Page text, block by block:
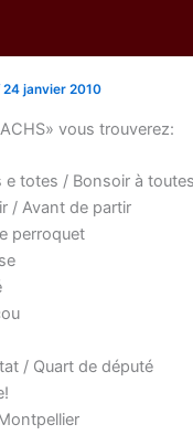
24 janvier 2010
vous trouverez:
e totes / Bonsoir à
/ Avant de partir
perroquet
/ Quart de député